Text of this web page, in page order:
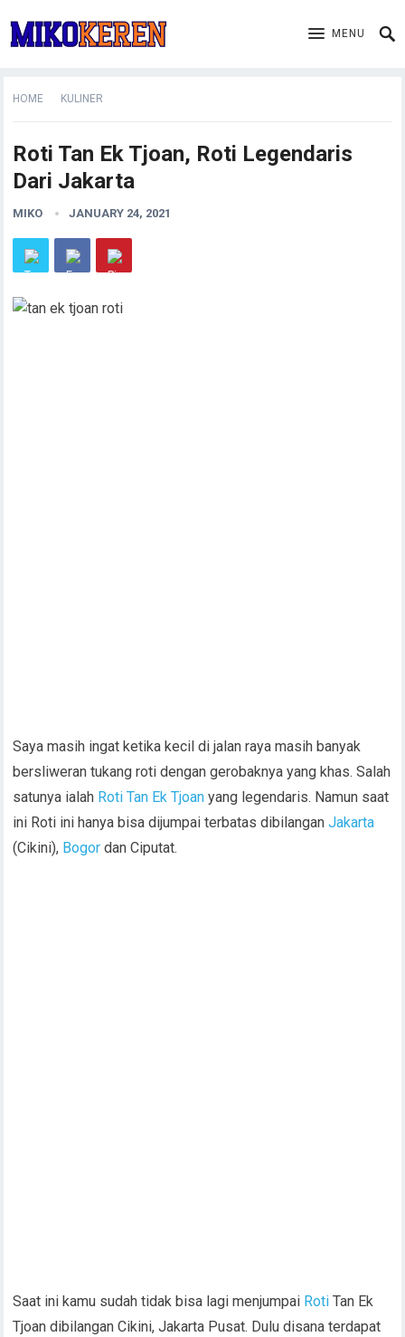
MENU
HOME KULINER
Roti Tan Ek Tjoan, Roti Legendaris
Dari Jakarta
MIKO JANUARY 24, 2021
Saya masih ingat ketika kecil di jalan raya masih banyak
bersliweran tukang roti dengan gerobaknya yang khas. Salah
satunya ialah Roti Tan Ek Tjoanyang legendaris. Namun saat
ini Roti ini hanya bisa dijumpai terbatas dibilanganJakarta
(Cikini), Bogor dan Ciputat.
Saat ini kamu sudah tidak bisa lagi menjumpai Roti Tan Ek
Tjoan dibilangan Cikini, Jakarta Pusat. Dulu disana terdapat